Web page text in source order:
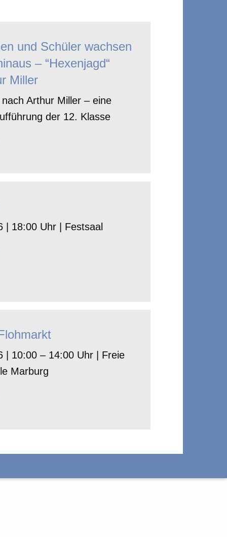
und Schüler wachsen
– “Hexenjagd“
Miller
nach Arthur Miller – eine
der 12. Klasse
| 18:00 Uhr | Festsaal
| 10:00 – 14:00 Uhr | Freie
Marburg